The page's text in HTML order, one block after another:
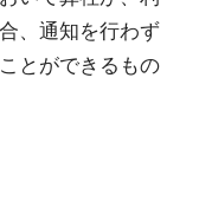
、通知を行わず
とができるもの